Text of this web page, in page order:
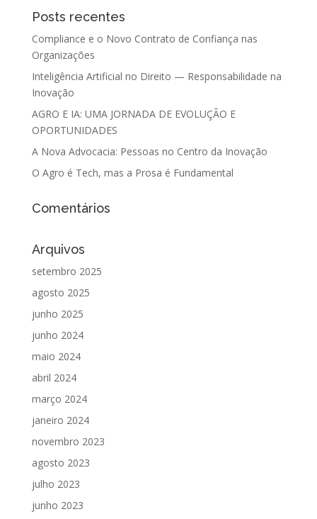
Posts recentes
Compliance e o Novo Contrato de Confiança nas
Organizações
Inteligência Artificial no Direito — Responsabilidade na
Inovação
AGRO E IA: UMA JORNADA DE EVOLUÇÃO E
OPORTUNIDADES
A Nova Advocacia: Pessoas no Centro da Inovação
O Agro é Tech, mas a Prosa é Fundamental
Comentários
Arquivos
setembro 2025
agosto 2025
junho 2025
junho 2024
maio 2024
abril 2024
março 2024
janeiro 2024
novembro 2023
agosto 2023
julho 2023
junho 2023